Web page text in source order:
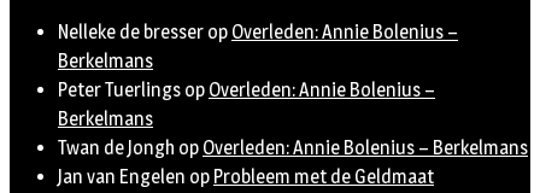
Nelleke de bresser op Overleden: Annie Bolenius –
Berkelmans
Peter Tuerlings op Overleden: Annie Bolenius –
Berkelmans
Twan de Jongh op Overleden: Annie Bolenius – Berkelmans
Jan van Engelen op Probleem met de Geldmaat